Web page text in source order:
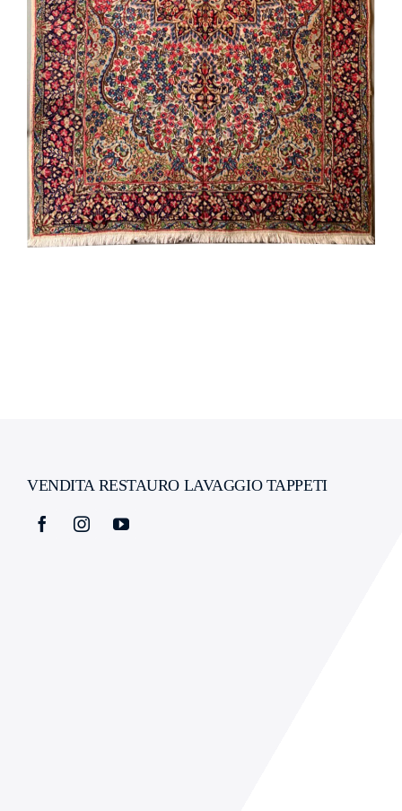
VENDITA RESTAURO LAVAGGIO TAPPETI